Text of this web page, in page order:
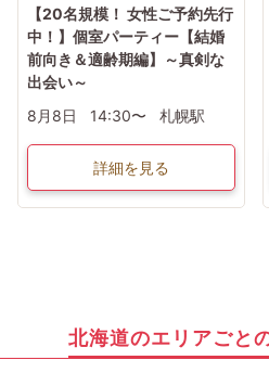
【20名規模！ 女性ご予約先行
中！】個室パーティー【結婚
前向き＆適齢期編】～真剣な
出会い～
8月8日
14:30〜 札幌駅
詳細を見る
北海道のエリアごと